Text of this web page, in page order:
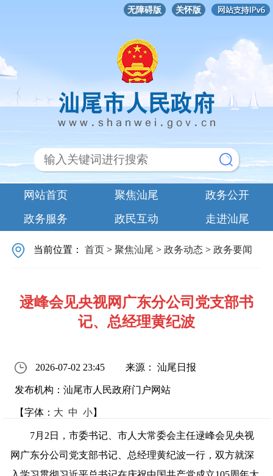
无障碍版 关怀版
网站首页 聚焦汕尾
政务公开
政务服务
政民互动 走进汕尾
当前位置：首页 >聚焦汕尾 >政务动态 >政务要闻
逯峰会见央视网广东分公司党支部书
记、总经理黄纪波
2026-07-02 23:45 来源： 汕尾日报
发布机构：汕尾市人民政府门户网站
【字体： 大 中 小】
7月2日，市委书记、市人大常委会主任逯峰会见央视
网广东分公司党支部书记、总经理黄纪波一行 ，双方就深